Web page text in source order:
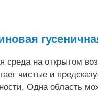
среда на открытом
чистые и
Одна область